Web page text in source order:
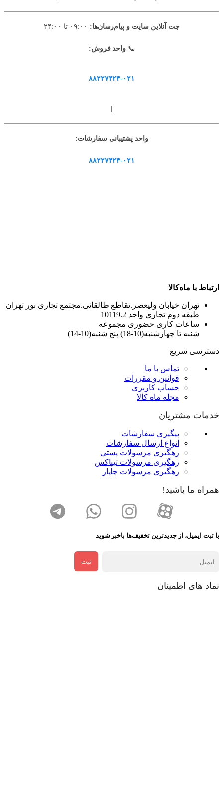
چت آنلاین سایت و پیام‌رسان‌ها:
📞واحد فروش:
۸۸۲۲۷۳۲۴-۰۲۱
واحد پشتیبانی سفارشات:
۸۸۲۲۷۳۲۴-۰۲۱
ارتباط با ماه‌کالا
تهران خیابان ولیعصر.تقاطع طالقانی.مجتمع تجاری نور تهران
طبقه دوم تجاری واحد 10119.2
ساعات کاری حضوری مجموعه
شنبه تا چهارشنبه(10-18) پنج شنبه(10-14)
دسترسی سریع
تماس با ما
قوانین و مقررات
حساب کاربری
مجله ماه کالا
خدمات مشتریان
پیگیری سفارشات
انواع ارسال سفارشات
رهگیری مرسولات پستی
رهگیری مرسولات تیپاکس
رهگیری مرسولات چاپار
همراه ما باشید!
با ثبت ایمیل، از جدید‌ترین تخفیف‌ها با‌خبر شوید
ثبت
نماد های اطمینان